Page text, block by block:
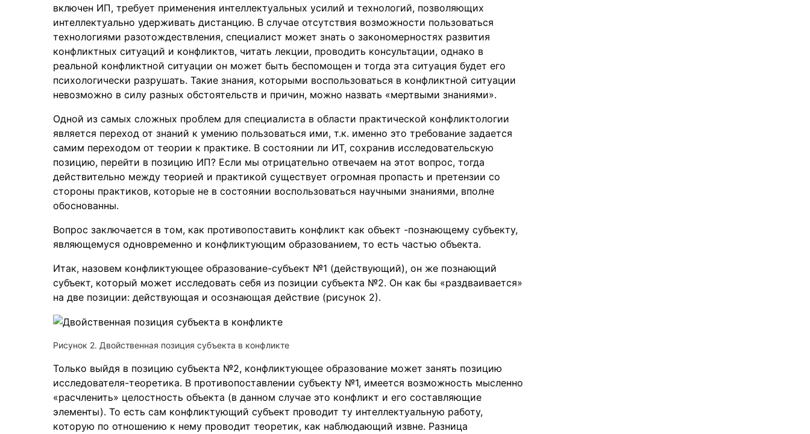
включен ИП, требует применения интеллектуальных усилий и технологий, позволяющих
интеллектуально удерживать дистанцию. В случае отсутствия возможности пользоваться
технологиями разотождествления, специалист может знать о закономерностях развития
конфликтных ситуаций и конфликтов, читать лекции, проводить консультации, однако в
реальной конфликтной ситуации он может быть беспомощен и тогда эта ситуация будет его
психологически разрушать. Такие знания, которыми воспользоваться в конфликтной ситуации
невозможно в силу разных обстоятельств и причин, можно назвать «мертвыми знаниями».
Одной из самых сложных проблем для специалиста в области практической конфликтологии
является переход от знаний к умению пользоваться ими, т.к. именно это требование задается
самим переходом от теории к практике. В состоянии ли ИТ, сохранив исследовательскую
позицию, перейти в позицию ИП? Если мы отрицательно отвечаем на этот вопрос, тогда
действительно между теорией и практикой существует огромная пропасть и претензии со
стороны практиков, которые не в состоянии воспользоваться научными знаниями, вполне
обоснованны.
Вопрос заключается в том, как противопоставить конфликт как объект -познающему субъекту,
являющемуся одновременно и конфликтующим образованием, то есть частью объекта.
Итак, назовем конфликтующее образование-субъект №1 (действующий), он же познающий
субъект, который может исследовать себя из позиции субъекта №2. Он как бы «раздваивается»
на две позиции: действующая и осознающая действие (рисунок 2).
Рисунок 2. Двойственная позиция субъекта в конфликте
Только выйдя в позицию субъекта №2, конфликтующее образование может занять позицию
исследователя-теоретика. В противопоставлении субъекту №1, имеется возможность мысленно
«расчленить» целостность объекта (в данном случае это конфликт и его составляющие
элементы). То есть сам конфликтующий субъект проводит ту интеллектуальную работу,
которую по отношению к нему проводит теоретик, как наблюдающий извне. Разница